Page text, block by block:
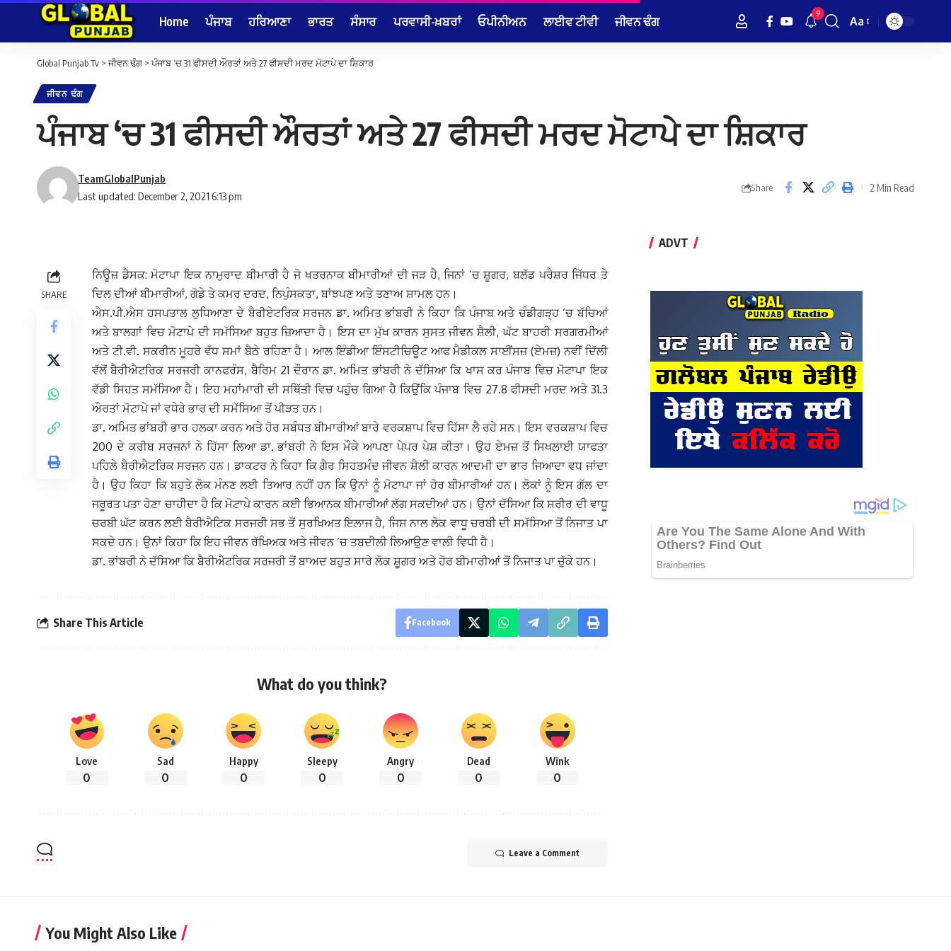
Home ਪੰਜਾਬ ਹਰਿਆਣਾ ਭਾਰਤ ਸੰਸਾਰ ਪਰਵਾਸੀ-ਖ਼ਬਰਾਂ ਓਪੀਨੀਅਨ ਲਾਈਵ ਟੀਵੀ ਜੀਵਨ ਢੰਗ 9
Font
Aa
Global Punjab Tv > ਜੀਵਨ ਢੰਗ> ਪੰਜਾਬ ‘ਚ 31 ਫੀਸਦੀ ਔਰਤਾਂ ਅਤੇ 27 ਫੀਸਦੀ ਮਰਦ ਮੋਟਾਪੇ ਦਾ ਸ਼ਿਕਾਰ
ਜੀਵਨ ਢੰਗ
ਪੰਜਾਬ ‘ਚ 31 ਫੀਸਦੀ ਔਰਤਾਂ ਅਤੇ 27 ਫੀਸਦੀ ਮਰਦ ਮੋਟਾਪੇ ਦਾ ਸ਼ਿਕਾਰ
Last updated: December 2, 2021 6:13 pm
TeamGlobalPunjab
Share 2 Min Read
SHARE
ਨਿਊਜ਼ ਡੈਸਕ: ਮੋਟਾਪਾ ਇਕ ਨਾਮੁਰਾਦ ਬੀਮਾਰੀ ਹੈ ਜੋ ਖਤਰਨਾਕ ਬੀਮਾਰੀਆਂ ਦੀ ਜੜ ਹੈ, ਜਿਨਾਂ ‘ਚ ਸ਼ੂਗਰ, ਬਲੱਡ ਪਰੈਸ਼ਰ ਜਿੱਧਰ ਤੇ
ਦਿਲ ਦੀਆਂ ਬੀਮਾਰੀਆਂ, ਗੋਡੇ ਤੇ ਕਮਰ ਦਰਦ, ਨਿਪੁੰਸਕਤਾ, ਬਾਂਝਪਣ ਅਤੇ ਤਣਾਅ ਸ਼ਾਮਲ ਹਨ।
ਐਸ.ਪੀ.ਐਸ ਹਸਪਤਾਲ ਲੁਧਿਆਣਾ ਦੇ ਬੈਰੀਏਟਰਿਕ ਸਰਜਨ ਡਾ. ਅਮਿਤ ਭਾਂਬਰੀ ਨੇ ਕਿਹਾ ਕਿ ਪੰਜਾਬ ਅਤੇ ਚੰਡੀਗੜ੍ਹ ’ਚ ਬੱਚਿਆਂ
ਅਤੇ ਬਾਲਗਾਂ ਵਿਚ ਮੋਟਾਪੇ ਦੀ ਸਮੱਸਿਆ ਬਹੁਤ ਜ਼ਿਆਦਾ ਹੈ। ਇਸ ਦਾ ਮੁੱਖ ਕਾਰਨ ਸੁਸਤ ਜੀਵਨ ਸ਼ੈਲੀ, ਘੱਟ ਬਾਹਰੀ ਸਰਗਰਮੀਆਂ
ਅਤੇ ਟੀ.ਵੀ. ਸਕਰੀਨ ਮੂਹਰੇ ਵੱਧ ਸਮਾਂ ਬੈਠੇ ਰਹਿਣਾ ਹੈ। ਆਲ ਇੰਡੀਆ ਇੰਸਟੀਚਿਊਟ ਆਫ ਮੈਡੀਕਲ ਸਾਈਂਸਜ਼ (ਏਮਜ਼) ਨਵੀਂ ਦਿੱਲੀ
ਵੱਲੋਂ ਬੈਰੀਐਟਰਿਕ ਸਰਜਰੀ ਕਾਨਫਰੰਸ, ਬੈਰਿਮ 21 ਦੌਰਾਨ ਡਾ. ਅਮਿਤ ਭਾਂਬਰੀ ਨੇ ਦੱਸਿਆ ਕਿ ਖਾਸ ਕਰ ਪੰਜਾਬ ਵਿਚ ਮੋਟਾਪਾ ਇਕ
ਵੱਡੀ ਸਿਹਤ ਸਮੱਸਿਆ ਹੈ। ਇਹ ਮਹਾਂਮਾਰੀ ਦੀ ਸਥਿੱਤੀ ਵਿਚ ਪਹੁੰਚ ਗਿਆ ਹੈ ਕਿਉਂਕਿ ਪੰਜਾਬ ਵਿਚ 27.8 ਫੀਸਦੀ ਮਰਦ ਅਤੇ 31.3
ਔਰਤਾਂ ਮੋਟਾਪੇ ਜਾਂ ਵਧੇਰੇ ਭਾਰ ਦੀ ਸਮੱਸਿਆ ਤੋਂ ਪੀੜਤ ਹਨ।
ਡਾ. ਅਮਿਤ ਭਾਂਬਰੀ ਭਾਰ ਹਲਕਾ ਕਰਨ ਅਤੇ ਹੋਰ ਸਬੰਧਤ ਬੀਮਾਰੀਆਂ ਬਾਰੇ ਵਰਕਸ਼ਾਪ ਵਿਚ ਹਿੱਸਾ ਲੈ ਰਹੇ ਸਨ। ਇਸ ਵਰਕਸ਼ਾਪ ਵਿਚ
200 ਦੇ ਕਰੀਬ ਸਰਜਨਾਂ ਨੇ ਹਿੱਸਾ ਲਿਆ ਡਾ. ਭਾਂਬਰੀ ਨੇ ਇਸ ਮੌਕੇ ਆਪਣਾ ਪੇਪਰ ਪੇਸ਼ ਕੀਤਾ। ਉਹ ਏਮਜ਼ ਤੋਂ ਸਿਖਲਾਈ ਯਾਫਤਾ
ਪਹਿਲੇ ਬੈਰੀਐਟਰਿਕ ਸਰਜਨ ਹਨ। ਡਾਕਟਰ ਨੇ ਕਿਹਾ ਕਿ ਗੈਰ ਸਿਹਤਮੰਦ ਜੀਵਨ ਸ਼ੈਲੀ ਕਾਰਨ ਆਦਮੀ ਦਾ ਭਾਰ ਜਿਆਦਾ ਵਧ ਜਾਂਦਾ
ਹੈ। ਉਹ ਕਿਹਾ ਕਿ ਬਹੁਤੇ ਲੋਕ ਮੰਨਣ ਲਈ ਤਿਆਰ ਨਹੀਂ ਹਨ ਕਿ ਉਨਾਂ ਨੂੰ ਮੋਟਾਪਾ ਜਾਂ ਹੋਰ ਬੀਮਾਰੀਆਂ ਹਨ। ਲੋਕਾਂ ਨੂੰ ਇਸ ਗੱਲ ਦਾ
ਜਰੂਰਤ ਪਤਾ ਹੋਣਾ ਚਾਹੀਦਾ ਹੈ ਕਿ ਮੋਟਾਪੇ ਕਾਰਨ ਕਈ ਭਿਆਨਕ ਬੀਮਾਰੀਆਂ ਲੱਗ ਸਕਦੀਆਂ ਹਨ। ਉਨਾਂ ਦੱਸਿਆ ਕਿ ਸ਼ਰੀਰ ਦੀ ਵਾਧੂ
ਚਰਬੀ ਘੱਟ ਕਰਨ ਲਈ ਬੈਰੀਐਟਿਕ ਸਰਜਰੀ ਸਭ ਤੋਂ ਸੁਰਖਿਅਤ ਇਲਾਜ ਹੈ, ਜਿਸ ਨਾਲ ਲੋਕ ਵਾਧੂ ਚਰਬੀ ਦੀ ਸਮੱਸਿਆ ਤੋਂ ਨਿਜਾਤ ਪਾ
ਸਕਦੇ ਹਨ। ਉਨਾਂ ਕਿਹਾ ਕਿ ਇਹ ਜੀਵਨ ਰੱਖਿਅਕ ਅਤੇ ਜੀਵਨ ’ਚ ਤਬਦੀਲੀ ਲਿਆਉਣ ਵਾਲੀ ਵਿਧੀ ਹੈ।
ਡਾ. ਭਾਂਬਰੀ ਨੇ ਦੱਸਿਆ ਕਿ ਬੈਰੀਐਟਰਿਕ ਸਰਜਰੀ ਤੋਂ ਬਾਅਦ ਬਹੁਤ ਸਾਰੇ ਲੋਕ ਸ਼ੂਗਰ ਅਤੇ ਹੋਰ ਬੀਮਾਰੀਆਂ ਤੋਂ ਨਿਜਾਤ ਪਾ ਚੁੱਕੇ ਹਨ।
Share This Article Facebook
What do you think?
Love
0
Sad
0
Happy
0
Sleepy
0
Angry
0
Dead
0
Wink
0
Leave a Comment
ADVT
You Might Also Like